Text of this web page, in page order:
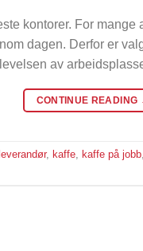
kontorer. For
dagen. Derfor er
av
CONTINUE READING
, kaffe, kaffe på jobb,